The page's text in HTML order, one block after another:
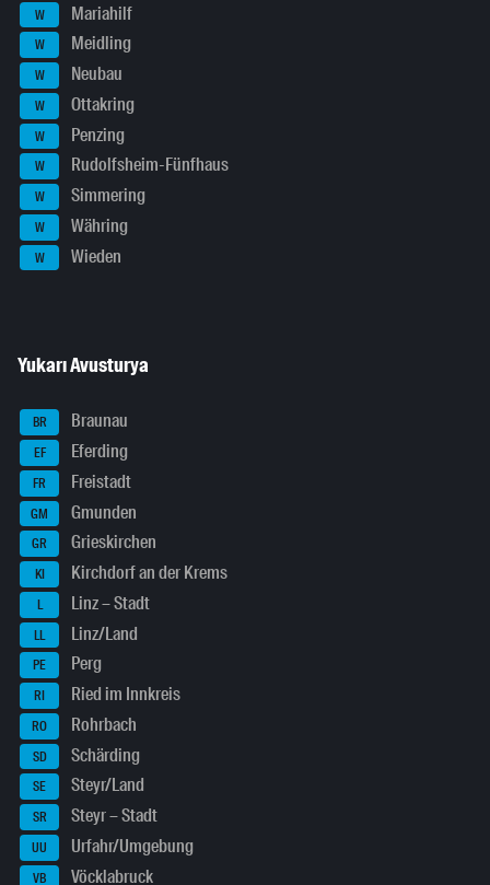
W Mariahilf
W Meidling
W Neubau
W Ottakring
W Penzing
W Rudolfsheim-Fünfhaus
W Simmering
W Währing
W Wieden
Yukarı Avusturya
BR Braunau
EF Eferding
FR Freistadt
GM Gmunden
GR Grieskirchen
KI Kirchdorf an der Krems
L Linz – Stadt
LL Linz/Land
PE Perg
RI Ried im Innkreis
RO Rohrbach
SD Schärding
SE Steyr/Land
SR Steyr – Stadt
UU Urfahr/Umgebung
VB Vöcklabruck